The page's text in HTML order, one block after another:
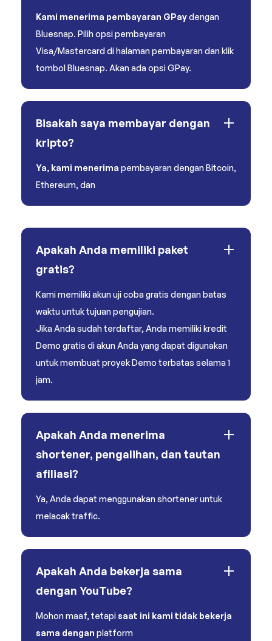
Kami menerima pembayaran GPaydengan
Bluesnap. Pilih opsi pembayaran
Visa/Mastercard di halaman pembayaran dan klik
tombol Bluesnap. Akan ada opsi GPay.
Bisakah saya membayar dengan
kripto?
Ya, kami menerima pembayaran dengan Bitcoin,
Ethereum, dan
Apakah Anda memiliki paket
gratis?
Kami memiliki akun uji coba gratis dengan batas
waktu untuk tujuan pengujian.
Jika Anda sudah terdaftar, Anda memiliki kredit
Demo gratis di akun Anda yang dapat digunakan
untuk membuat proyek Demo terbatas selama 1
jam.
Apakah Anda menerima
shortener, pengalihan, dan tautan
afiliasi?
Ya, Anda dapat menggunakan shortener untuk
melacak traffic.
Apakah Anda bekerja sama
dengan YouTube?
Mohon maaf, tetapisaat ini kami tidak bekerja
sama dengan platform